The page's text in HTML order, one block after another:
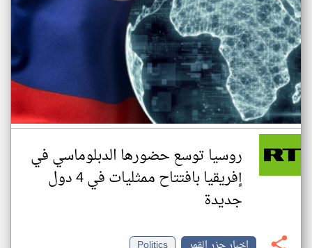
روسيا توسع حضورها الدبلوماسي في
إفريقيا بافتتاح ممثليات في 4 دول
جديدة